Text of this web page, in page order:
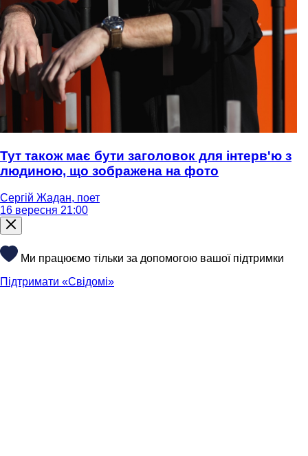
Тут також має бути заголовок для інтерв'ю з
людиною, що зображена на фото
Сергій Жадан, поет
16 вересня 21:00
Ми працюємо тільки за допомогою вашої підтримки
Підтримати «Свідомі»